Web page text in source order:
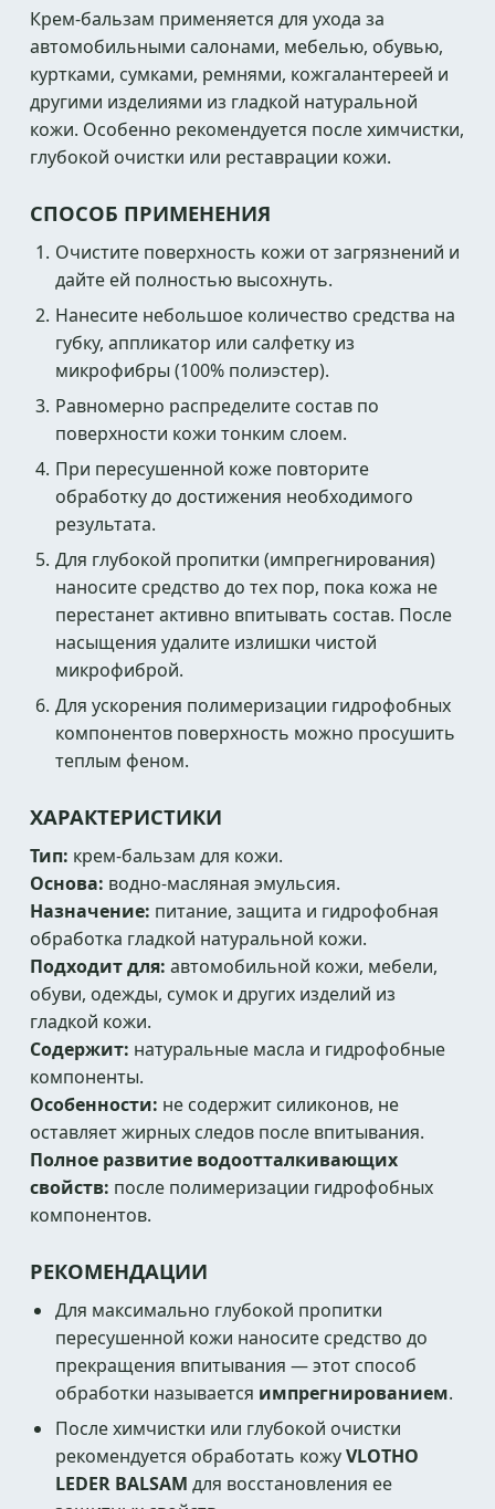
Крем-бальзам применяется для ухода за
автомобильными салонами, мебелью, обувью,
куртками, сумками, ремнями, кожгалантереей и
другими изделиями из гладкой натуральной
кожи. Особенно рекомендуется после химчистки,
глубокой очистки или реставрации кожи.
СПОСОБ ПРИМЕНЕНИЯ
Очистите поверхность кожи от загрязнений и
дайте ей полностью высохнуть.
Нанесите небольшое количество средства на
губку, аппликатор или салфетку из
микрофибры (100% полиэстер).
Равномерно распределите состав по
поверхности кожи тонким слоем.
При пересушенной коже повторите
обработку до достижения необходимого
результата.
Для глубокой пропитки (импрегнирования)
наносите средство до тех пор, пока кожа не
перестанет активно впитывать состав. После
насыщения удалите излишки чистой
микрофиброй.
Для ускорения полимеризации гидрофобных
компонентов поверхность можно просушить
теплым феном.
ХАРАКТЕРИСТИКИ
Тип: крем-бальзам для кожи.
Основа: водно-масляная эмульсия.
Назначение: питание, защита и гидрофобная
обработка гладкой натуральной кожи.
Подходит для: автомобильной кожи, мебели,
обуви, одежды, сумок и других изделий из
гладкой кожи.
Содержит: натуральные масла и гидрофобные
компоненты.
Особенности: не содержит силиконов, не
оставляет жирных следов после впитывания.
Полное развитие водоотталкивающих
свойств: после полимеризации гидрофобных
компонентов.
РЕКОМЕНДАЦИИ
Для максимально глубокой пропитки
пересушенной кожи наносите средство до
прекращения впитывания — этот способ
обработки называется импрегнированием.
После химчистки или глубокой очистки
рекомендуется обработать кожуVLOTHO
LEDER BALSAM для восстановления ее